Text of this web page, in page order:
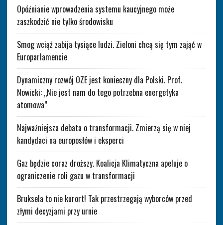
Opóźnianie wprowadzenia systemu kaucyjnego może
zaszkodzić nie tylko środowisku
Smog wciąż zabija tysiące ludzi. Zieloni chcą się tym zająć w
Europarlamencie
Dynamiczny rozwój OZE jest konieczny dla Polski. Prof.
Nowicki: „Nie jest nam do tego potrzebna energetyka
atomowa”
Najważniejsza debata o transformacji. Zmierzą się w niej
kandydaci na europosłów i eksperci
Gaz będzie coraz droższy. Koalicja Klimatyczna apeluje o
ograniczenie roli gazu w transformacji
Bruksela to nie kurort! Tak przestrzegają wyborców przed
złymi decyzjami przy urnie